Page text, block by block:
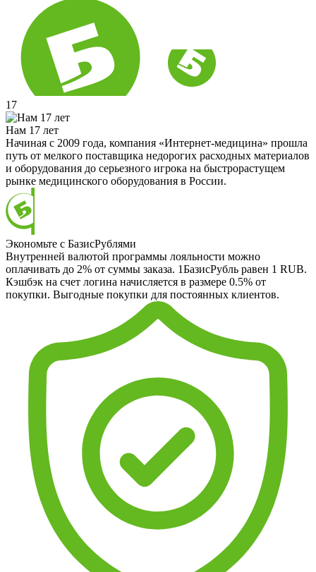
17
Нам 17 лет
Начиная с 2009 года, компания «Интернет-медицина» прошла
путь от мелкого поставщика недорогих расходных материалов
и оборудования до серьезного игрока на быстрорастущем
рынке медицинского оборудования в России.
Экономьте с БазисРублями
Внутренней валютой программы лояльности можно
оплачивать до 2% от суммы заказа. 1БазисРубль равен 1 RUB.
Кэшбэк на счет логина начисляется в размере 0.5% от
покупки. Выгодные покупки для постоянных клиентов.